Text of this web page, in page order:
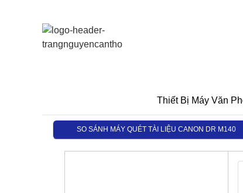
Thiết Bị Máy Văn
SO SÁNH MÁY QUÉT TÀI LIỆU CANON DR M140